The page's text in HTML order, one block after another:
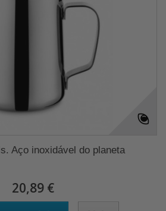
Aço inoxidável do planeta
20,89 €